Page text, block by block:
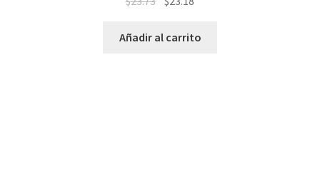
Añadir al carrito